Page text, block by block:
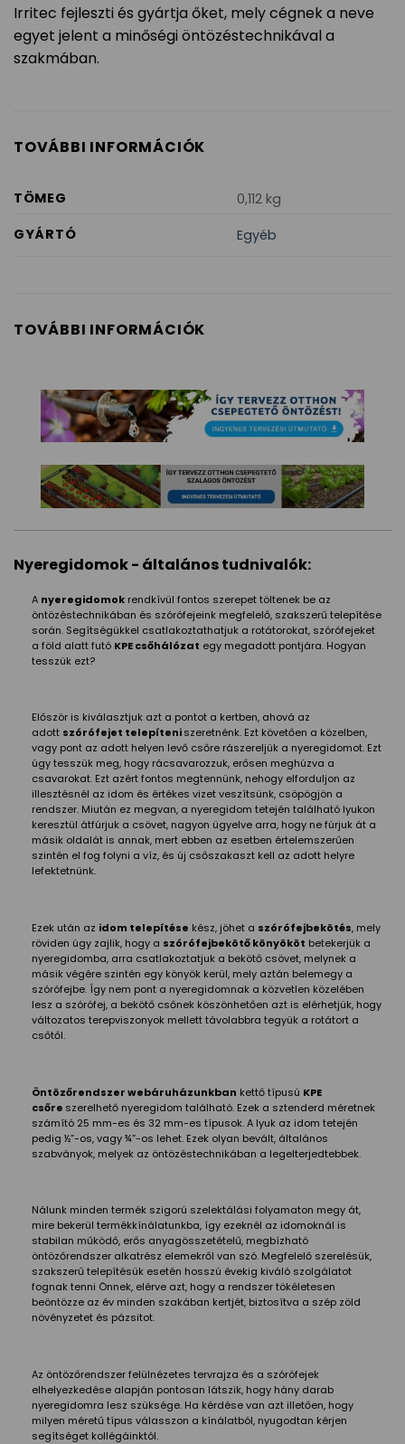
Irritec fejleszti és gyártja őket, mely cégnek a neve
egyet jelent a minőségi öntözéstechnikával a
szakmában.
TOVÁBBI INFORMÁCIÓK
TÖMEG
0,112 kg
GYÁRTÓ
Egyéb
TOVÁBBI INFORMÁCIÓK
Nyeregidomok - általános tudnivalók:
A nyeregidomok rendkívül fontos szerepet töltenek be az
öntözéstechnikában és szórófejeink megfelelő, szakszerű telepítése
során. Segítségükkel csatlakoztathatjuk a rotátorokat, szórófejeket
a föld alatt futó KPE csőhálózat egy megadott pontjára. Hogyan
tesszük ezt?
Először is kiválasztjuk azt a pontot a kertben, ahová az
adott szórófejet telepíteniszeretnénk. Ezt követően a közelben,
vagy pont az adott helyen levő csőre rászereljük a nyeregidomot. Ezt
úgy tesszük meg, hogy rácsavarozzuk, erősen meghúzva a
csavarokat. Ezt azért fontos megtennünk, nehogy elforduljon az
illesztésnél az idom és értékes vizet veszítsünk, csöpögjön a
rendszer. Miután ez megvan, a nyeregidom tetején található lyukon
keresztül átfúrjuk a csövet, nagyon ügyelve arra, hogy ne fúrjuk át a
másik oldalát is annak, mert ebben az esetben értelemszerűen
szintén el fog folyni a víz, és új csőszakaszt kell az adott helyre
lefektetnünk.
Ezek után az idom telepítése kész, jöhet a szórófejbekötés, mely
röviden úgy zajlik, hogy a szórófejbekötő könyököt betekerjük a
nyeregidomba, arra csatlakoztatjuk a bekötő csövet, melynek a
másik végére szintén egy könyök kerül, mely aztán belemegy a
szórófejbe. Így nem pont a nyeregidomnak a közvetlen közelében
lesz a szórófej, a bekötő csőnek köszönhetően azt is elérhetjük, hogy
változatos terepviszonyok mellett távolabbra tegyük a rotátort a
csőtől.
Öntözőrendszer webáruházunkban kettő típusú KPE
csőre szerelhető nyeregidom található. Ezek a sztenderd méretnek
számító 25 mm-es és 32 mm-es típusok. A lyuk az idom tetején
pedig ½”-os, vagy ¾”-os lehet. Ezek olyan bevált, általános
szabványok, melyek az öntözéstechnikában a legelterjedtebbek.
Nálunk minden termék szigorú szelektálási folyamaton megy át,
mire bekerül termékkínálatunkba, így ezeknél az idomoknál is
stabilan működő, erős anyagösszetételű, megbízható
öntözőrendszer alkatrész elemekről van szó. Megfelelő szerelésük,
szakszerű telepítésük esetén hosszú évekig kiváló szolgálatot
fognak tenni Önnek, elérve azt, hogy a rendszer tökéletesen
beöntözze az év minden szakában kertjét, biztosítva a szép zöld
növényzetet és pázsitot.
Az öntözőrendszer felülnézetes tervrajza és a szórófejek
elhelyezkedése alapján pontosan látszik, hogy hány darab
nyeregidomra lesz szüksége. Ha kérdése van azt illetően, hogy
milyen méretű típus válasszon a kínálatból, nyugodtan kérjen
segítséget kollégáinktól.